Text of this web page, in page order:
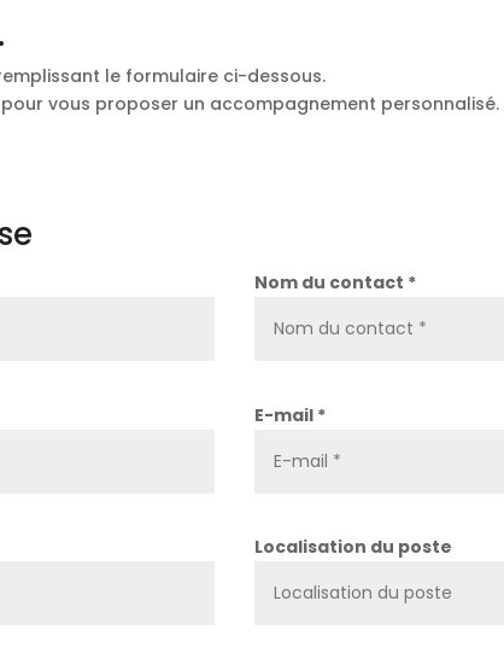
le formulaire ci-dessous.
vous proposer un accompagnement personnalisé.
Nom du contact *
E-mail *
Localisation du poste